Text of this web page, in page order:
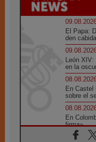
El Papa:
den
León XIV:
en la
En Castel
sobre el
En
firma»